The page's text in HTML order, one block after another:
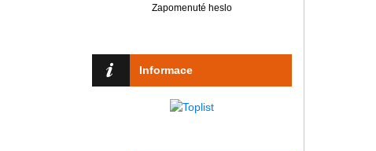
Zapomenuté heslo
Informace